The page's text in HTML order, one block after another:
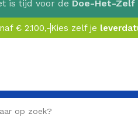
is tijd voor de Doe-Het-Zelf
€ 2.100,-Kies zelf je